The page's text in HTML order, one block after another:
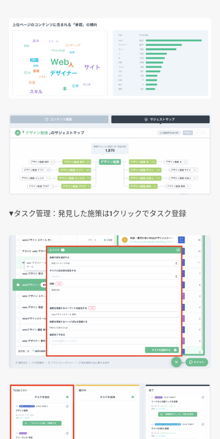
▼タスク管理：発見した施策は1クリックでタスク登録